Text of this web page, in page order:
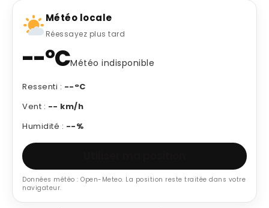
Météo locale
Réessayez plus tard
--°CMétéo indisponible
Ressenti : --°C
Vent : -- km/h
Humidité : --%
Données météo : Open-Meteo. La position reste traitée dans votre
navigateur.